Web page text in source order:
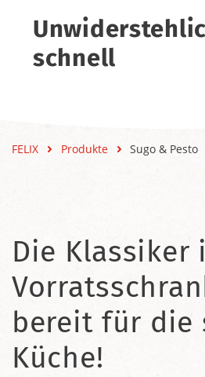
schnell
FELIX Produkte Sugo & Pesto
Die Klassiker
bereit für die
Küche!